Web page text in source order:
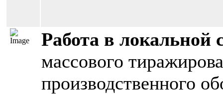
Работа в локальной
массового
производственного